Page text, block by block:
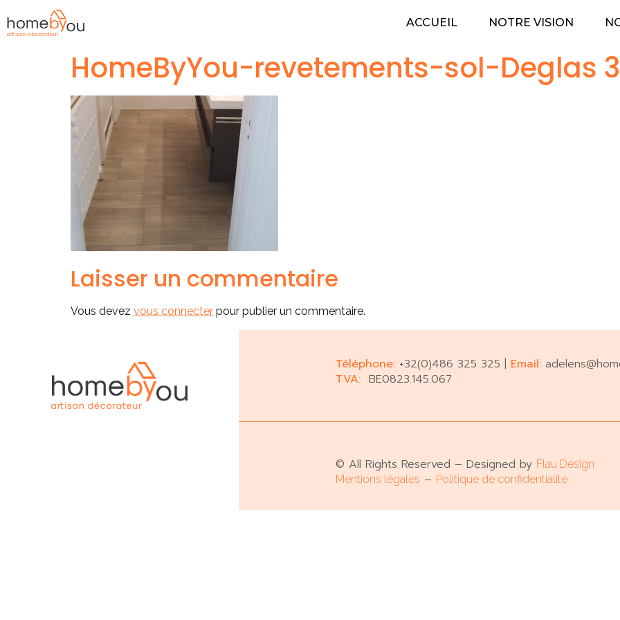
ACCUEIL NOTRE VISION
HomeByYou-revetements-sol-Deglas
Laisser un commentaire
Vous devez vous connecter pour publier un commentaire.
Téléphone:+32(0)486 325 325 | Email:
TVA: BE0823.145.067
© All Rights Reserved – Designed by Flau Design
Mentions légales – Politique de confidentialité